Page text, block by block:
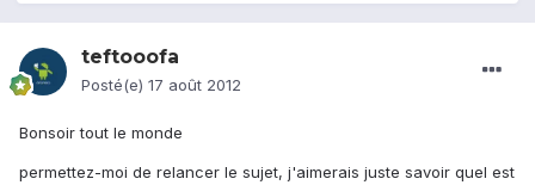
teftooofa
Posté(e) 17 août 2012
Bonsoir tout le monde
permettez-moi de relancer le sujet, j'aimerais juste savoir quel est